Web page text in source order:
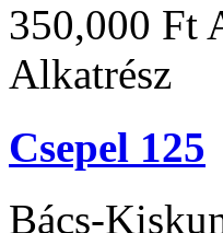
350,000 Ft
Alkatrész
Csepel 125
Bács-